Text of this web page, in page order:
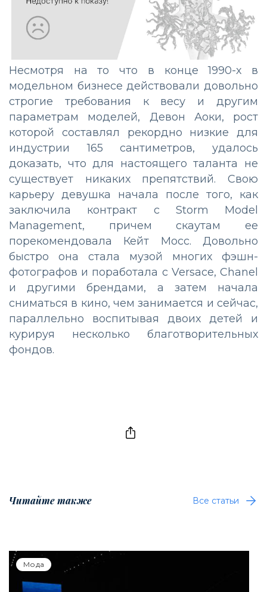
Несмотря на то что в конце 1990-х в
модельном бизнесе действовали довольно
строгие требования к весу и другим
параметрам моделей, Девон Аоки, рост
которой составлял рекордно низкие для
индустрии 165 сантиметров, удалось
доказать, что для настоящего таланта не
существует никаких препятствий. Свою
карьеру девушка начала после того, как
заключила контракт с Storm Model
Management, причем скаутам ее
порекомендовала Кейт Мосс. Довольно
быстро она стала музой многих фэшн-
фотографов и поработала с Versace, Chanel
и другими брендами, а затем начала
сниматься в кино, чем занимается и сейчас,
параллельно воспитывая двоих детей и
курируя несколько благотворительных
фондов.
Читайте также Все статьи